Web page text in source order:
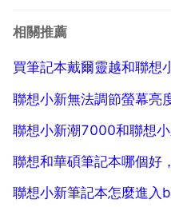
米的釋出會了。在具體的
相關推薦
買筆記本戴爾靈越和聯想
聯想小新潮7000和聯想
聯想和華碩筆記本哪個好
聯想小新筆記本怎麼進入